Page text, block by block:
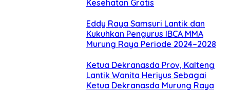
Kesehatan Gratis
Eddy Raya Samsuri Lantik dan
Kukuhkan Pengurus IBCA MMA
Murung Raya Periode 2024–2028
Ketua Dekranasda Prov, Kalteng
Lantik Wanita Heriyus Sebagai
Ketua Dekranasda Murung Raya